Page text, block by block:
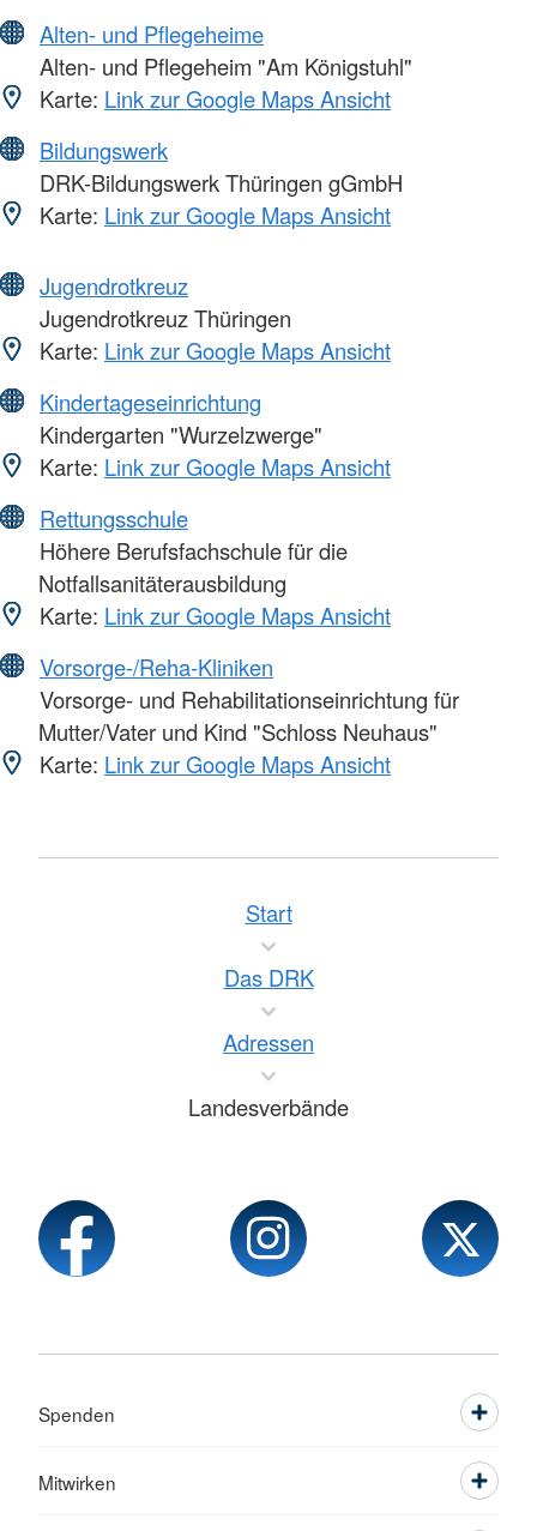
Alten- und Pflegeheime
Alten- und Pflegeheim "Am Königstuhl"
Karte: Link zur Google Maps Ansicht
Bildungswerk
DRK-Bildungswerk Thüringen gGmbH
Karte: Link zur Google Maps Ansicht
Jugendrotkreuz
Jugendrotkreuz Thüringen
Karte: Link zur Google Maps Ansicht
Kindertageseinrichtung
Kindergarten "Wurzelzwerge"
Karte: Link zur Google Maps Ansicht
Rettungsschule
Höhere Berufsfachschule für die
Notfallsanitäterausbildung
Karte: Link zur Google Maps Ansicht
Vorsorge-/Reha-Kliniken
Vorsorge- und Rehabilitationseinrichtung für
Mutter/Vater und Kind "Schloss Neuhaus"
Karte: Link zur Google Maps Ansicht
Start
Das DRK
Adressen
Landesverbände
Spenden
Mitwirken